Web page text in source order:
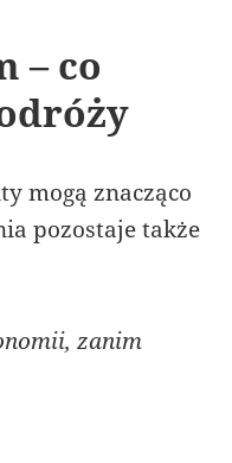
– co
mogą znacząco
pozostaje także
zanim